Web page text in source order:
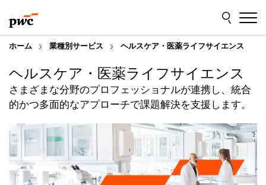
to
content
to
footer
ホーム 業種別サービス ヘルスケア・医薬ライフサイエンス
さまざまな分野のプロフェッショナルが連携し、統合
的かつ多面的なアプローチで課題解決を支援します。
ヘルスケア・医薬ライフサイエンス